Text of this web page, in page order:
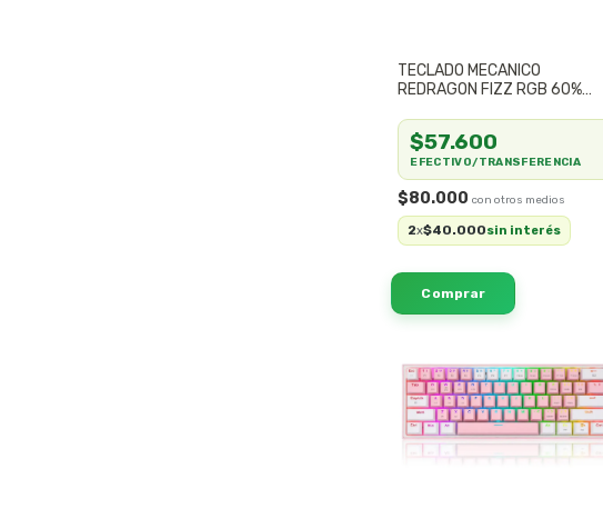
TECLADO MECANICO
REDRAGON FIZZ RGB 60%
$80.000
2x$40.000sin interés
$57.600
EFECTIVO/TRANSFERENCIA